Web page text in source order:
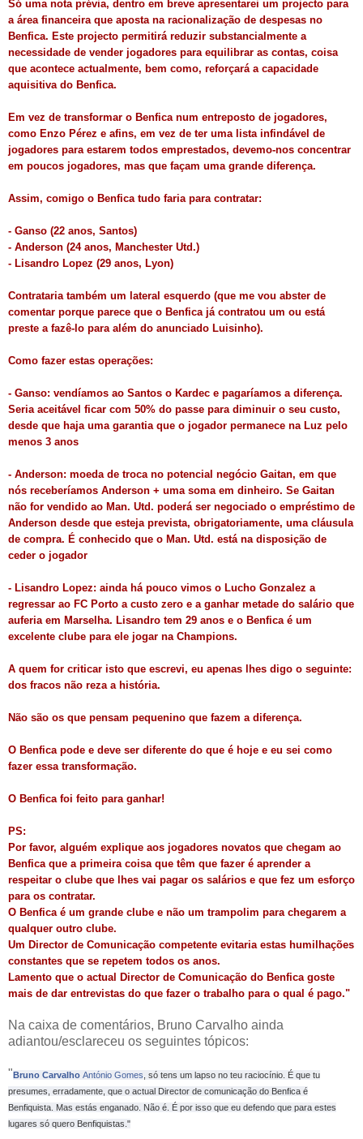
Só uma nota prévia, dentro em breve apresentarei um projecto para
a área financeira que aposta na racionalização de despesas no
Benfica. Este projecto permitirá reduzir substancialmente a
necessidade de vender jogadores para equilibrar as contas, coisa
que acontece actualmente, bem como, reforçará a capacidade
aquisitiva do Benfica.
Em vez de transformar o Benfica num entreposto de jogadores,
como Enzo Pérez e afins, em vez de ter uma lista infindável de
jogadores para estarem todos emprestados, devemo-nos concentrar
em poucos jogadores, mas que façam uma grande diferença.
Assim, comigo o Benfica tudo faria para contratar:
- Ganso (22 anos, Santos)
- Anderson (24 anos, Manchester Utd.)
- Lisandro Lopez (29 anos, Lyon)
Contrataria também um lateral esquerdo (que me vou abster de
comentar porque parece que o Benfica já contratou um ou está
preste a fazê-lo para além do anunciado Luisinho).
Como fazer estas operações:
- Ganso: vendíamos ao Santos o Kardec e pagaríamos a diferença.
Seria aceitável ficar com 50% do passe para diminuir o seu custo,
desde que haja uma garantia que o jogador permanece na Luz pelo
menos 3 anos
- Anderson: moeda de troca no potencial negócio Gaitan, em que
nós receberíamos Anderson + uma soma em dinheiro. Se Gaitan
não for vendido ao Man. Utd. poderá ser negociado o empréstimo de
Anderson desde que esteja prevista, obrigatoriamente, uma cláusula
de compra. É conhecido que o Man. Utd. está na disposição de
ceder o jogador
- Lisandro Lopez: ainda há pouco vimos o Lucho Gonzalez a
regressar ao FC Porto a custo zero e a ganhar metade do salário que
auferia em Marselha. Lisandro tem 29 anos e o Benfica é um
excelente clube para ele jogar na Champions.
A quem for criticar isto que escrevi, eu apenas lhes digo o seguinte:
dos fracos não reza a história.
Não são os que pensam pequenino que fazem a diferença.
O Benfica pode e deve ser diferente do que é hoje e eu sei como
fazer essa transformação.
O Benfica foi feito para ganhar!
PS:
Por favor, alguém explique aos jogadores novatos que chegam ao
Benfica que a primeira coisa que têm que fazer é aprender a
respeitar o clube que lhes vai pagar os salários e que fez um esforço
para os contratar.
O Benfica é um grande clube e não um trampolim para chegarem a
qualquer outro clube.
Um Director de Comunicação competente evitaria estas humilhações
constantes que se repetem todos os anos.
Lamento que o actual Director de Comunicação do Benfica goste
mais de dar entrevistas do que fazer o trabalho para o qual é pago."
Na caixa de comentários, Bruno Carvalho ainda
adiantou/esclareceu os seguintes tópicos:
"Bruno Carvalho António Gomes , só tens um lapso no teu raciocínio. É que tu
presumes, erradamente, que o actual Director de comunicação do Benfica é
Benfiquista. Mas estás enganado. Não é. É por isso que eu defendo que para estes
lugares só quero Benfiquistas."